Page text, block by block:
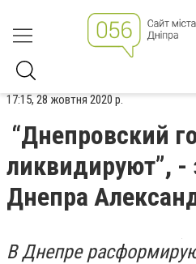
17:15, 28 жовтня 2020 р.
“Днепровский
ликвидируют”, -
Днепра
В Днепре